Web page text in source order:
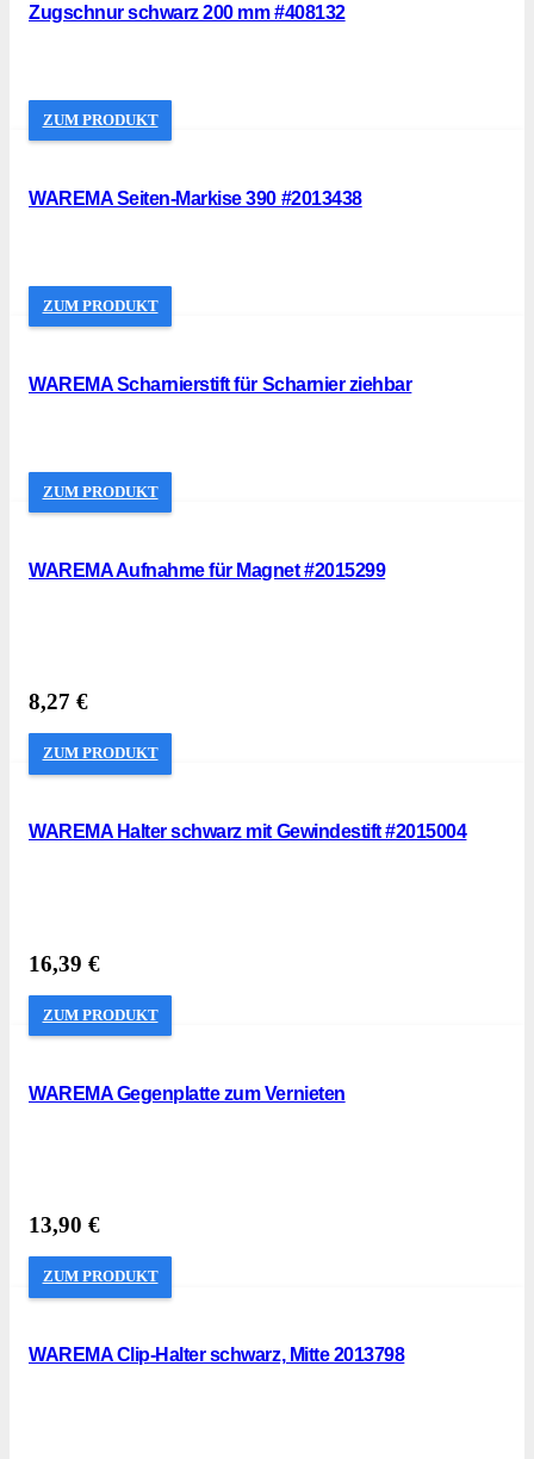
Zugschnur schwarz 200 mm #408132
ZUM PRODUKT
WAREMA Seiten-Markise 390 #2013438
ZUM PRODUKT
WAREMA Scharnierstift für Scharnier ziehbar
ZUM PRODUKT
WAREMA Aufnahme für Magnet #2015299
8,27 €
ZUM PRODUKT
WAREMA Halter schwarz mit Gewindestift #2015004
16,39 €
ZUM PRODUKT
WAREMA Gegenplatte zum Vernieten
13,90 €
ZUM PRODUKT
WAREMA Clip-Halter schwarz, Mitte 2013798